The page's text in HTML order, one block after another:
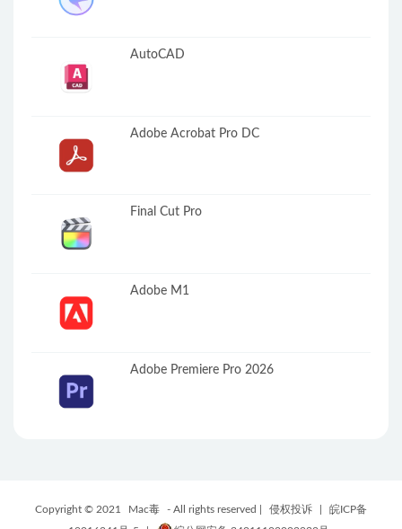
AutoCAD
Adobe Acrobat Pro DC
Final Cut Pro
Adobe M1
Adobe Premiere Pro 2026
Copyright © 2021 Mac毒 - All rights reserved | 侵权投诉
皖ICP备